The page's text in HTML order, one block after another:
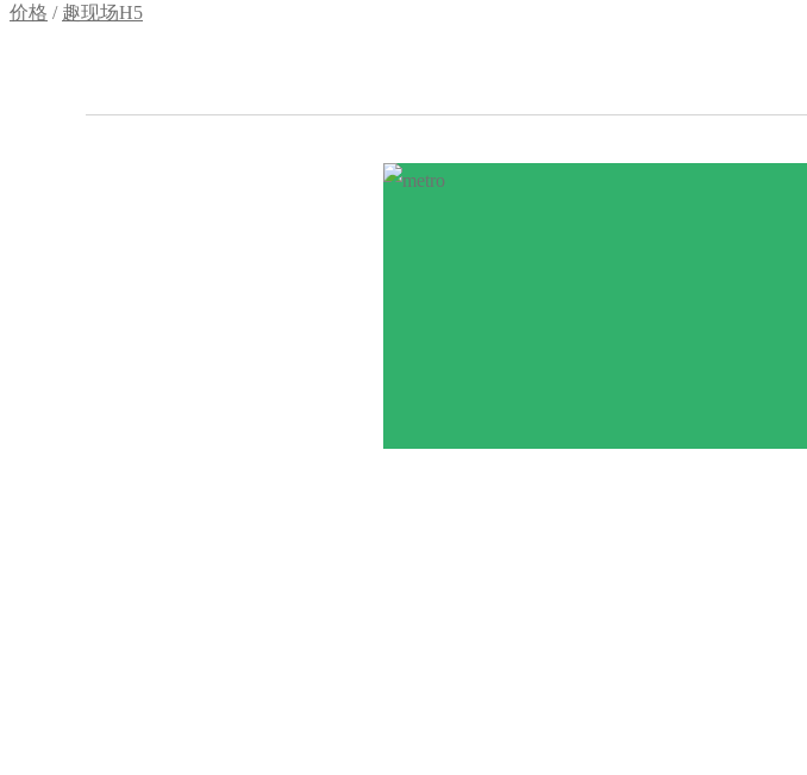
价格 / 趣现场H5